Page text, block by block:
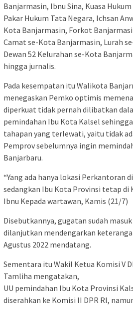
Banjarmasin, Ibnu Sina, Kuasa
Pakar Hukum Tata Negara, Ichsan
Kota Banjarmasin, Forkot
Camat se-Kota Banjarmasin, Lurah
Dewan 52 Kelurahan se-Kota
hingga jurnalis.
Pada kesempatan itu Walikota
menegaskan Pemko optimis
diperkuat tidak pernah dilibatkan
pemindahan Ibu Kota Kalsel
tahapan yang terlewati, yaitu tidak
Pemprov sebelumnya ingin
Banjarbaru.
“Yang ada hanya lokasi Perkantoran
sedangkan Ibu Kota Provinsi tetap di
Ibnu Kepada wartawan, Kamis (21/7)
Disebutkannya, gugatan sudah
dilanjutkan mendengarkan
Agustus 2022 mendatang.
Sementara itu Wakil Ketua Komisi V
Tamliha mengatakan,
UU pemindahan Ibu Kota Provinsi
diserahkan ke Komisi II DPR RI,